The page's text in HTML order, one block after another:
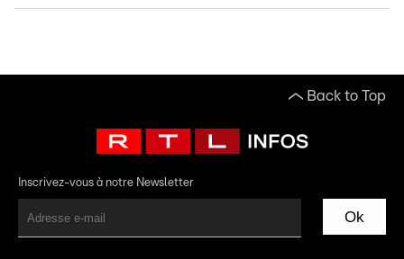
Back to Top
Inscrivez-vous à notre Newsletter
Ok